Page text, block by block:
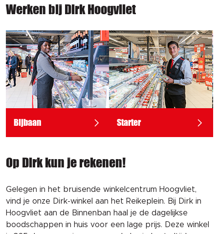
Werken bij Dirk Hoogvliet
Bijbaan Starter
Op Dirk kun je rekenen!
Gelegen in het bruisende winkelcentrum Hoogvliet,
vind je onze Dirk-winkel aan het Reikeplein. Bij Dirk in
Hoogvliet aan de Binnenban haal je de dagelijkse
boodschappen in huis voor een lage prijs. Deze winkel